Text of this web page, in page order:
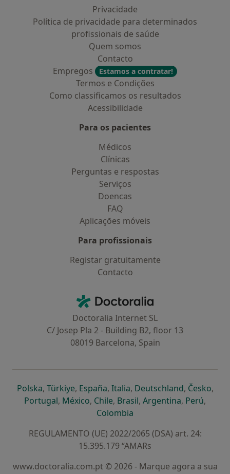
Privacidade
Política de privacidade para determinados
profissionais de saúde
Quem somos
Contacto
Empregos
Estamos a contratar!
Termos e Condições
Como classificamos os resultados
Acessibilidade
Para os pacientes
Médicos
Clínicas
Perguntas e respostas
Serviços
Doencas
FAQ
Aplicações móveis
Para profissionais
Registar gratuitamente
Contacto
Doctoralia - Homepage
Doctoralia Internet SL
C/ Josep Pla 2 - Building B2, floor 13
08019 Barcelona, Spain
Polskaabre num novo separador
, Türkiyeabre num novo separador
, Españaabre num novo separador
, Italiaabre num novo
, Deutschlandabre num
, Česko,
Portugalabre num novo separador
, Méxicoabre num novo separador
, Chileabre num novo separador
, Brasilabre num novo
, Argentinaabre num
, Perúabre
,
Colombia
REGULAMENTO (UE) 2022/2065 (DSA) art. 24:
15.395.179 “AMARs
www.doctoralia.com.pt © 2026 - Marque agora a sua